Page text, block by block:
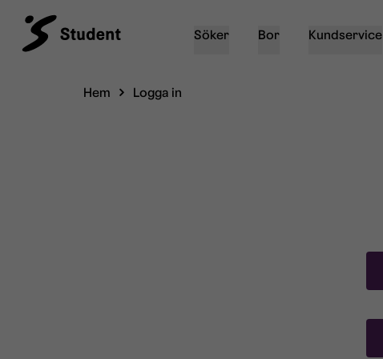
Söker Bor Kundservice
Hem Logga in